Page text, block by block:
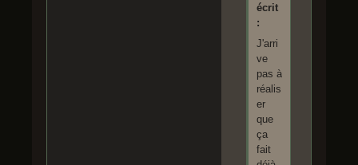
écrit
:
J'arri
ve
pas à
réalis
er
que
ça
fait